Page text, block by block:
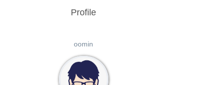
Profile
oomin